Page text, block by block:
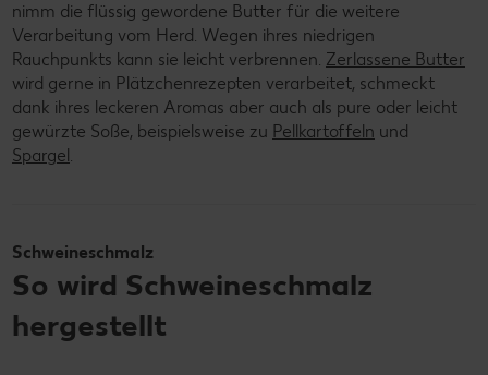
nimm die flüssig gewordene Butter für die weitere
Verarbeitung vom Herd. Wegen ihres niedrigen
Rauchpunkts kann sie leicht verbrennen. Zerlassene Butter
wird gerne in Plätzchenrezepten verarbeitet, schmeckt
dank ihres leckeren Aromas aber auch als pure oder leicht
gewürzte Soße, beispielsweise zu Pellkartoffeln und
Spargel .
Schweineschmalz
So wird Schweineschmalz
hergestellt